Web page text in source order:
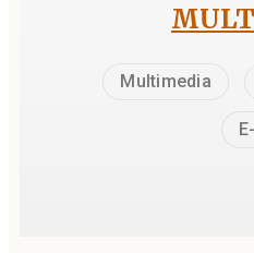
Multimedia